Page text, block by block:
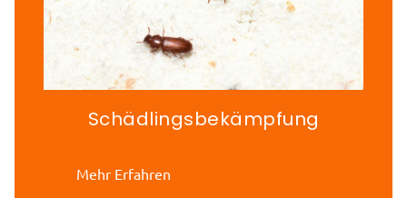
Schädlingsbekämpfung
Mehr Erfahren